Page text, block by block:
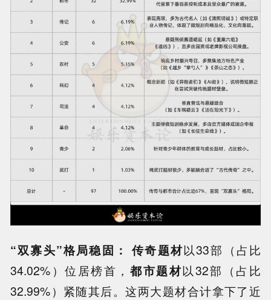
“双寡头”格局稳固： 传奇题材以33部（占比
34.02%）位居榜首， 都市题材以32部（占比
32.99%）紧随其后。这两大题材合计拿下了近